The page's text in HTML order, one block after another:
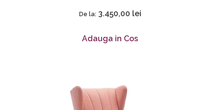
De la: 3.450,00 lei
Adauga in Cos